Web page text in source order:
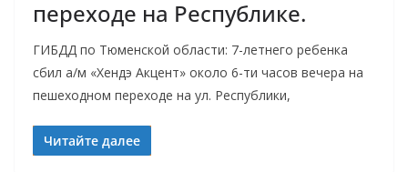
переходе на Республике.
ГИБДД по Тюменской области: 7-летнего ребенка
сбил а/м «Хендэ Акцент» около 6-ти часов вечера на
пешеходном переходе на ул. Республики,
Читайте далее